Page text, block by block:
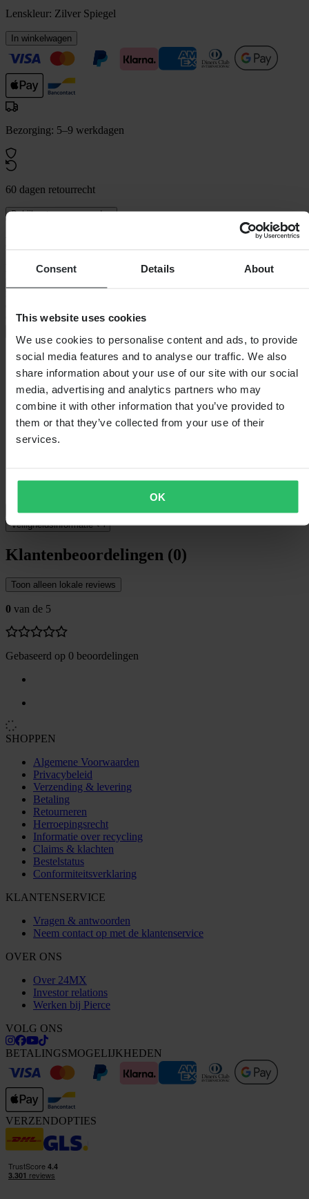
Consent Details About
This website uses cookies
We use cookies to personalise content and ads, to provide
social media features and to analyse our traffic. We also
share information about your use of our site with our social
media, advertising and analytics partners who may
combine it with other information that you’ve provided to
them or that they’ve collected from your use of their
services.
OK
Lenskleur: Zilver Spiegel
In winkelwagen
Bezorging: 5–9 werkdagen
60 dagen retourrecht
Bekijk retourvoorwaarden
De Armega-bril biedt een ongeëvenaard voordeel voor moderne
Quick-Release-systeem. Deze premium
Specificaties
Verpakkingsgewicht476
Type lens
3D-gevormd
AfscheurbaarJa
KleurViggo
Certificering
Verzending & retouren
Veiligheidsinformatie
Klantenbeoordelingen (0)
Toon alleen lokale reviews
0 van de 5
Gebaseerd op 0 beoordelingen
SHOPPEN
Algemene Voorwaarden
Privacybeleid
Verzending & levering
Betaling
Retourneren
Herroepingsrecht
Informatie over recycling
Claims & klachten
Bestelstatus
Conformiteitsverklaring
KLANTENSERVICE
Vragen & antwoorden
Neem contact op met de klantenservice
OVER ONS
Over 24MX
Investor relations
Werken bij Pierce
VOLG ONS
BETALINGSMOGELIJKHEDEN
VERZENDOPTIES